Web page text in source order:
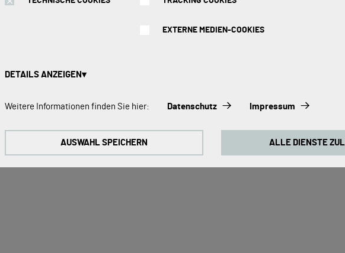
EXTERNE MEDIEN-COOKIES
DETAILS ANZEIGEN
Technische Cookies:
Tracking Cookies:
Um unsere Website kontinuierlich zu verbessern, analysieren wir die Verhaltensweisen
Weitere Informationen finden Sie hier: Datenschutz Impressum
AUSWAHL SPEICHERN ALLE DIENSTE
In den Warenkorb legen